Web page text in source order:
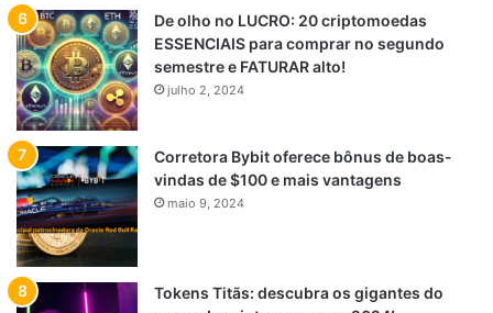
De olho no LUCRO: 20 criptomoedas
ESSENCIAIS para comprar no segundo
semestre e FATURAR alto!
julho 2, 2024
Corretora Bybit oferece bônus de boas-
vindas de $100 e mais vantagens
maio 9, 2024
Tokens Titãs: descubra os gigantes do